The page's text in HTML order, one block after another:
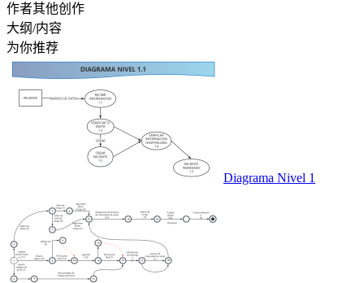
作者其他创作
大纲/内容
为你推荐
Diagrama Nivel 1